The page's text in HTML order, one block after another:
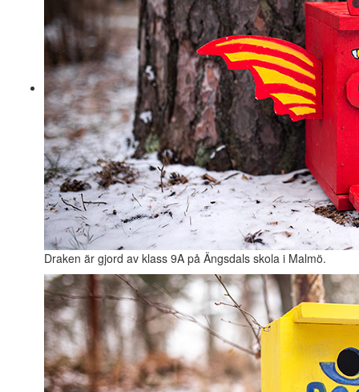
Draken är gjord av klass 9A på Ängsdals skola i Malmö.